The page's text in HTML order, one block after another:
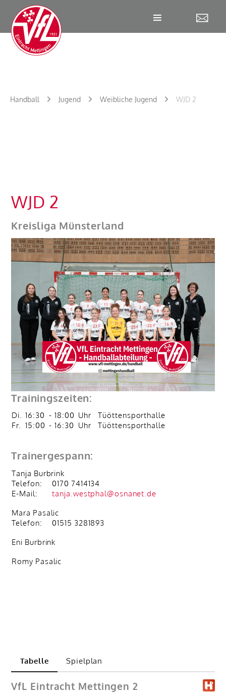
Handball Jugend Weibliche Jugend WJD 2
WJD 2
Kreisliga Münsterland
Trainingszeiten:
Di. 16:30 - 18:00 Uhr
Tüöttensporthalle
Fr. 15:00 - 16:30 Uhr Tüöttensporthalle
Trainergespann:
Tanja Burbrink
Telefon:
0170 7414134
E-Mail:
tanja.westphal@osnanet.de
Mara Pasalic
Telefon:
01515 3281893
Eni Burbrink
Romy Pasalic
Tabelle Spielplan
VfL Eintracht Mettingen 2